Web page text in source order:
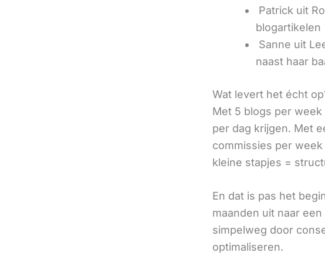
Patrick uit
blogartikelen
Sanne uit
naast haar
Wat levert het écht
Met 5 blogs per
per dag krijgen. Met
commissies per
kleine stapjes =
En dat is pas het
maanden uit naar
simpelweg door
optimaliseren.